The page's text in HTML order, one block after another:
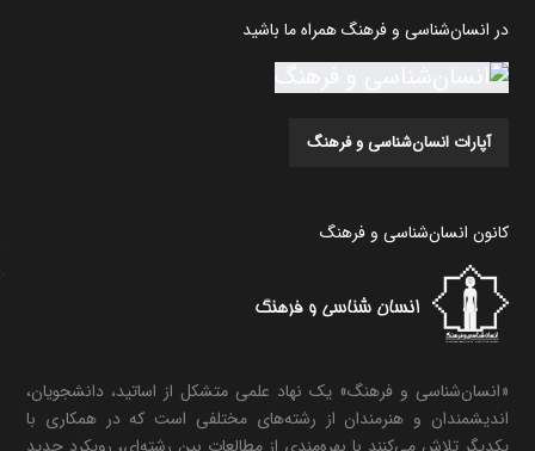
در انسان‌شناسی و فرهنگ همراه ما باشید
آپارات انسان‌شناسی و فرهنگ
کانون انسان‌شناسی و فرهنگ
«انسان‌شناسی و فرهنگ» یک نهاد علمی متشکل از اساتید، دانشجویان،
اندیشمندان و هنرمندان از رشته‌های مختلفی است که در همکاری با